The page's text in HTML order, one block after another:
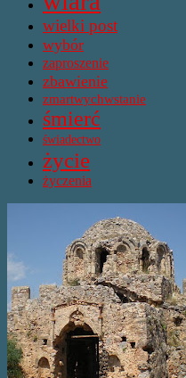
wielki post
wybór
zaproszenie
zbawienie
zmartwychwstanie
śmierć
świadectwo
życie
życzenia